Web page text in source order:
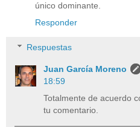
único dominante.
Responder
Respuestas
Juan García Moreno
18:59
Totalmente de acuerdo
tu comentario.